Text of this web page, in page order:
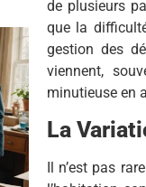
de plusieurs
que la
gestion des
viennent,
minutieuse en
La
Il n’est pas